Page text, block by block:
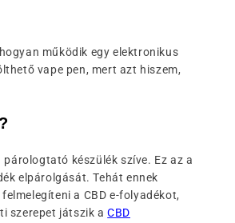
működik egy elektronikus
vape pen, mert azt hiszem,
készülék szíve. Ez az a
elpárolgását. Tehát ennek
a CBD e-folyadékot,
szerepet játszik aCBD